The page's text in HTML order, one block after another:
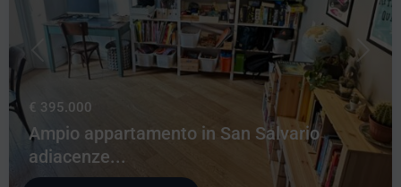
Precedente
€ 395.000
Ampio appartamento in San Salvario
adiacenze...